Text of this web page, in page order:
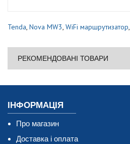
Tenda, Nova MW3, WiFi маршрутизатор,
РЕКОМЕНДОВАНІ ТОВАРИ
ІНФОРМАЦІЯ
Про магазин
Доставка і оплата